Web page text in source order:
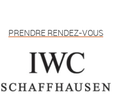
PRENDRE RENDEZ-VOUS